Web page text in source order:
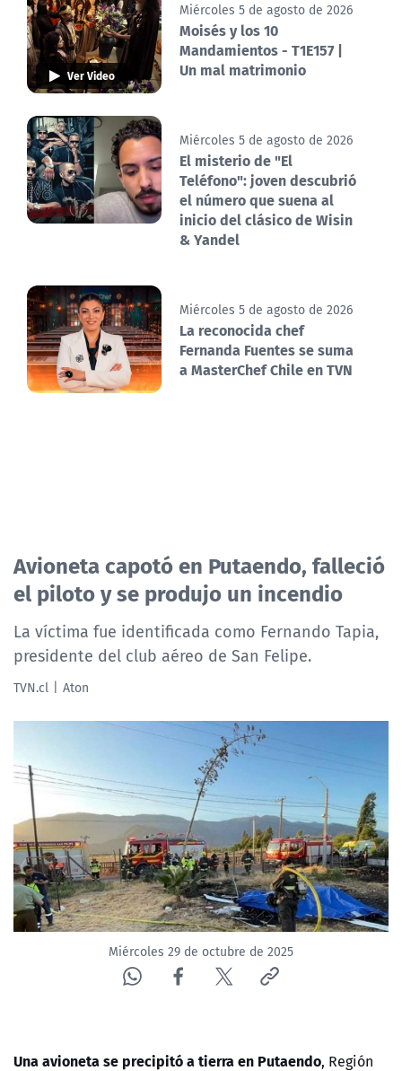
Ver Video
Miércoles 5 de agosto de 2026
Moisés y los 10
Mandamientos - T1E157 |
Un mal matrimonio
Miércoles 5 de agosto de 2026
El misterio de "El
Teléfono": joven descubrió
el número que suena al
inicio del clásico de Wisin
& Yandel
Miércoles 5 de agosto de 2026
La reconocida chef
Fernanda Fuentes se suma
a MasterChef Chile en TVN
Avioneta capotó en Putaendo, falleció
el piloto y se produjo un incendio
La víctima fue identificada como Fernando Tapia,
presidente del club aéreo de San Felipe.
TVN.cl Aton
Miércoles 29 de octubre de 2025
Una avioneta se precipitó a tierra en Putaendo, Región